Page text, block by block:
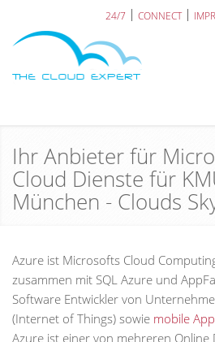
24/7 CONNECT
Ihr Anbieter für
Cloud Dienste für
München - Clouds
Azure ist Microsofts Cloud
zusammen mit SQL Azure und
Software Entwickler von
(Internet of Things) sowie mobile
Azure ist einer von mehreren